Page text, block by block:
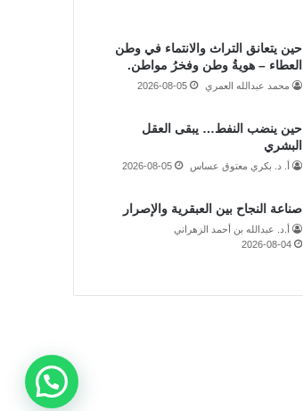
حين يتعانق التراث والانتماء في وطن
العطاء – هويةُ وطن وفخرُ مواطن.
محمد عبدالله العمري 2026-08-05
حين ينضب النفط… يبقى العقل
البشري
أ. د. بكري معتوق عساس 2026-08-05
صناعة النجاح بين العبقرية والإصرار
أ.د. عبدالله بن أحمد الزهراني
2026-08-04